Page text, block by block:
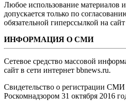
Любое использование материалов
допускается только по
обязательной гиперссылкой на
ИНФОРМАЦИЯ О СМИ
Сетевое средство массовой
сайт в сети интернет bbnews.ru.
Свидетельство о регистрации
Роскомнадзором 31 октября 2016